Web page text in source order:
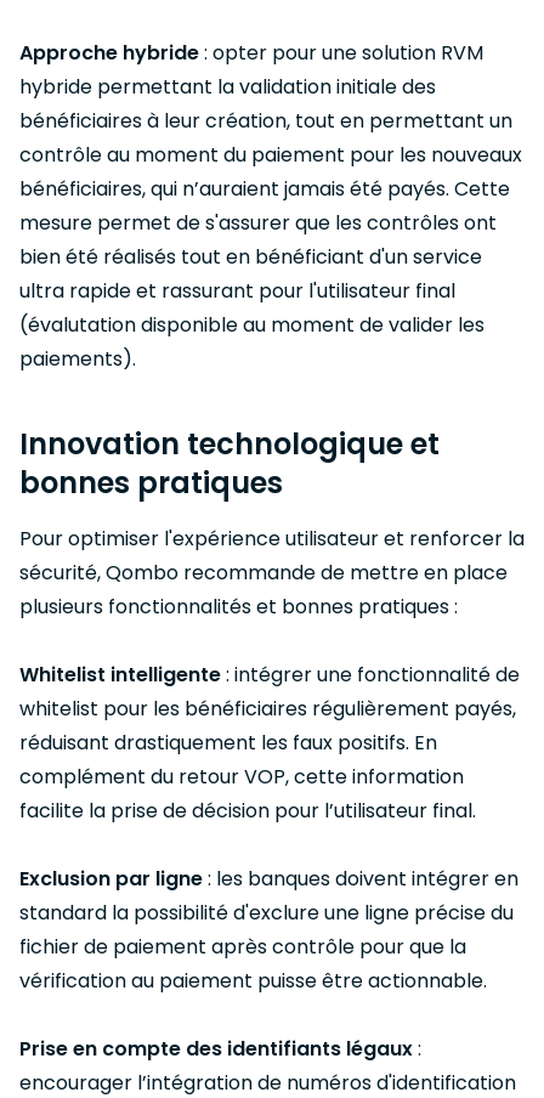
Approche hybride: opter pour une solution RVM
hybride permettant la validation initiale des
bénéficiaires à leur création, tout en permettant un
contrôle au moment du paiement pour les nouveaux
bénéficiaires, qui n’auraient jamais été payés. Cette
mesure permet de s'assurer que les contrôles ont
bien été réalisés tout en bénéficiant d'un service
ultra rapide et rassurant pour l'utilisateur final
(évalutation disponible au moment de valider les
paiements).
Innovation technologique et
bonnes pratiques
Pour optimiser l'expérience utilisateur et renforcer la
sécurité, Qombo recommande de mettre en place
plusieurs fonctionnalités et bonnes pratiques :
Whitelist intelligente: intégrer une fonctionnalité de
whitelist pour les bénéficiaires régulièrement payés,
réduisant drastiquement les faux positifs. En
complément du retour VOP, cette information
facilite la prise de décision pour l’utilisateur final.
Exclusion par ligne: les banques doivent intégrer en
standard la possibilité d'exclure une ligne précise du
fichier de paiement après contrôle pour que la
vérification au paiement puisse être actionnable.
Prise en compte des identifiants légaux:
encourager l’intégration de numéros d'identification